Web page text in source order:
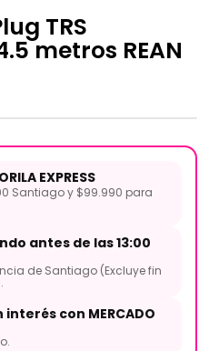
TRS
metros REAN
EXPRESS
Santiago y $99.990 para
antes de las 13:00
de Santiago (Excluye fin
con MERCADO